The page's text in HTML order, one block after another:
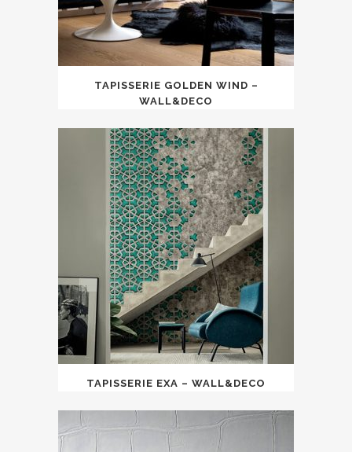
TAPISSERIE GOLDEN WIND –
WALL&DECO
TAPISSERIE EXA – WALL&DECO